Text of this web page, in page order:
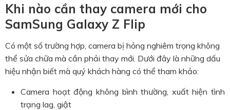
Khi nào cần thay camera mới cho
SamSung Galaxy Z Flip
Có một số trường hợp, camera bị hỏng nghiêm trọng không
thể sửa chữa mà cần phải thay mới. Dưới đây là những dấu
hiệu nhận biết mà quý khách hàng có thể tham khảo:
Camera hoạt động không bình thường, xuất hiện tình
trạng lag, giật